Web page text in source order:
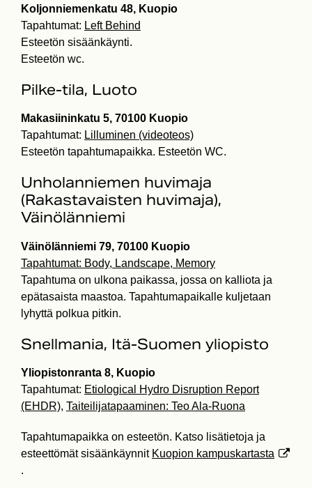
Koljonniemenkatu 48, Kuopio
Tapahtumat: Left Behind
Esteetön sisäänkäynti.
Esteetön wc.
Pilke-tila, Luoto
Makasiininkatu 5, 70100 Kuopio
Tapahtumat: Lilluminen (videoteos)
Esteetön tapahtumapaikka. Esteetön WC.
Unholanniemen huvimaja
(Rakastavaisten huvimaja),
Väinölänniemi
Väinölänniemi 79, 70100 Kuopio
Tapahtumat: Body, Landscape, Memory
Tapahtuma on ulkona paikassa, jossa on kalliota ja
epätasaista maastoa. Tapahtumapaikalle kuljetaan
lyhyttä polkua pitkin.
Snellmania, Itä-Suomen yliopisto
Yliopistonranta 8, Kuopio
Tapahtumat: Etiological Hydro Disruption Report
(EHDR), Taiteilijatapaaminen: Teo Ala-Ruona
Tapahtumapaikka on esteetön. Katso lisätietoja ja
esteettömät sisäänkäynnit Kuopion kampuskartasta
.